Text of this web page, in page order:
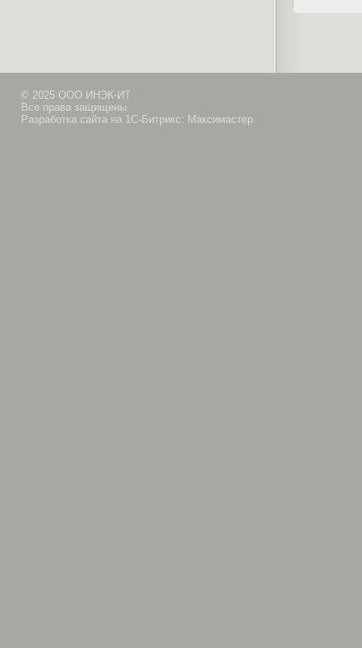
© 2025 ООО ИНЭК-ИТ
Все права защищены
Разработка сайта на 1С-Битрикс: Максимастер